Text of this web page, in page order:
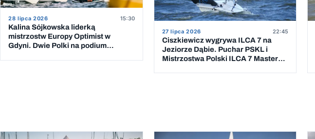
28 lipca 2026 15:30
Kalina Sójkowska liderką
mistrzostw Europy Optimist w
Gdyni. Dwie Polki na podium
27 lipca 2026 22:45
Ciszkiewicz wygrywa ILCA 7 na
Jeziorze Dąbie. Puchar PSKL i
Mistrzostwa Polski ILCA 7 Masters